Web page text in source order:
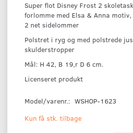
Super flot Disney Frost 2
forlomme med Elsa & Anna
2 net sidelommer
Polstret i ryg og med polstrede
skulderstropper
Mål: H 42, B 19,r D 6 cm.
Licenseret produkt
Model/varenr.: WSHOP-1623
Kun få stk. tilbage